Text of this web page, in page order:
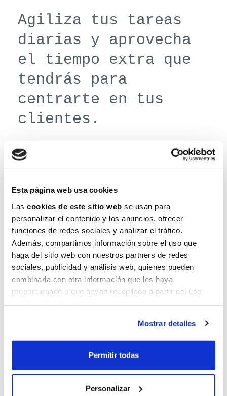
Esta página web usa cookies
Las cookies de este sitio web se usan para
personalizar el contenido y los anuncios, ofrecer
funciones de redes sociales y analizar el tráfico.
Además, compartimos información sobre el uso que
haga del sitio web con nuestros partners de redes
sociales, publicidad y análisis web, quienes pueden
combinarla con otra información que les haya
proporcionado o que hayan recopilado a partir del uso
Mostrar detalles
Permitir todas
Personalizar
Agiliza tus tareas
diarias y aprovecha
el tiempo extra que
tendrás para
centrarte en tus
clientes.
Calendario
¡Todo controlado y de un vistazo!
Gestionar tus reservas nunca fué tan
fácil, consulta, gestiona, crea,
entradas y salidas de tus clientes en